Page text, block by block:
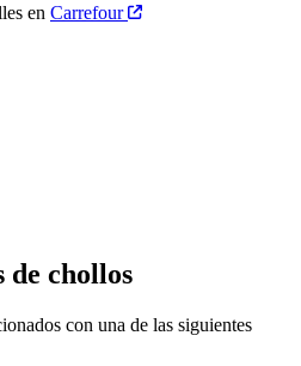
en Carrefour
chollos
con una de las siguientes